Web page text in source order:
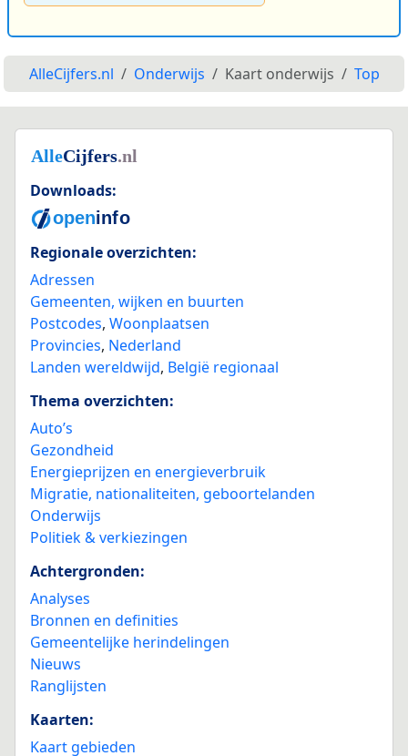
AlleCijfers.nl Onderwijs Kaart onderwijs Top
Downloads:
Regionale overzichten:
Adressen
Gemeenten, wijken en buurten
Postcodes, Woonplaatsen
Provincies, Nederland
Landen wereldwijd, België regionaal
Thema overzichten:
Auto’s
Gezondheid
Energieprijzen en energieverbruik
Migratie, nationaliteiten, geboortelanden
Onderwijs
Politiek & verkiezingen
Achtergronden:
Analyses
Bronnen en definities
Gemeentelijke herindelingen
Nieuws
Ranglijsten
Kaarten:
Kaart gebieden